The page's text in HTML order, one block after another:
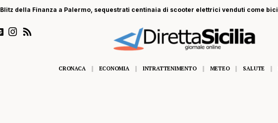
Blitz della Finanza a Palermo, sequestrati centinaia di scooter elettrici venduti come bici
CRONACA ECONOMIA INTRATTENIMENTO METEO SALUTE